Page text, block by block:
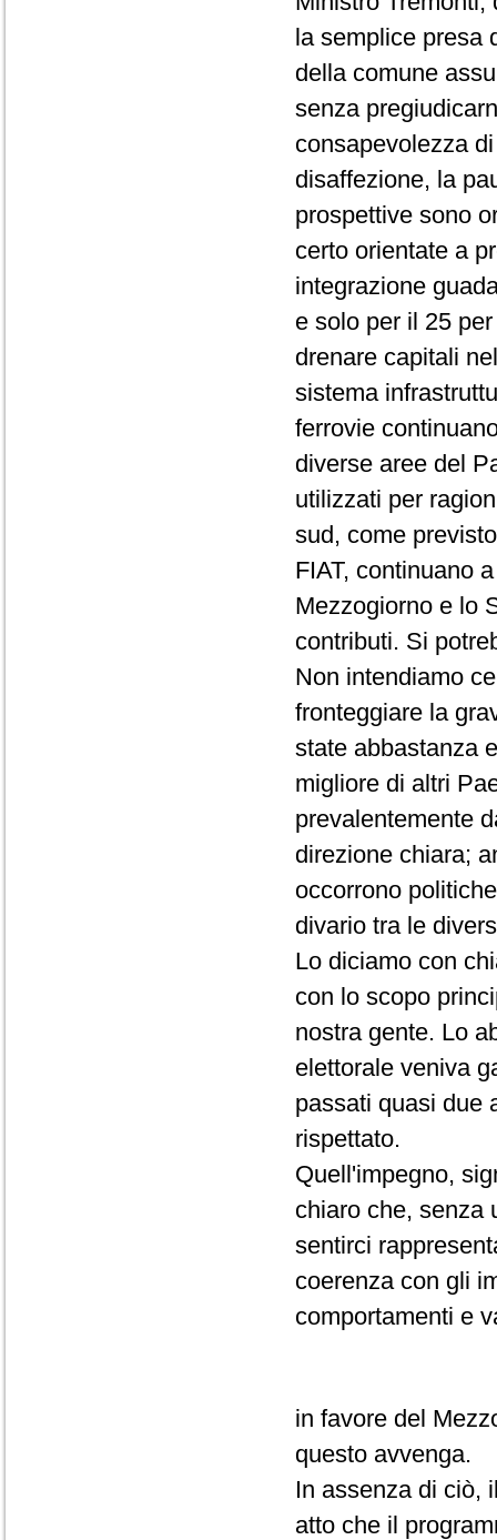
la semplice presa
della comune
senza
consapevolezza
disaffezione, la
prospettive sono
certo orientate a
integrazione
e solo per il 25
drenare capitali
sistema
ferrovie
diverse aree del
utilizzati per
sud, come
FIAT, continuano
Mezzogiorno e lo
contributi. Si
Non intendiamo
fronteggiare la
state abbastanza
migliore di altri
prevalentemente
direzione chiara;
occorrono
divario tra le
Lo diciamo con
con lo scopo
nostra gente. Lo
elettorale veniva
passati quasi due
rispettato.
Quell'impegno,
chiaro che, senza
sentirci
coerenza con gli
comportamenti e
in favore del
questo avvenga.
In assenza di ciò,
atto che il